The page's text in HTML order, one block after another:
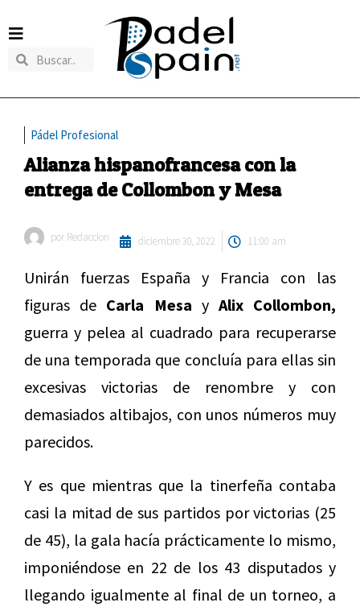
Pádel Profesional
Alianza hispanofrancesa con la
entrega de Collombon y Mesa
por Redaccion diciembre 30, 2022 11:00 am
Unirán fuerzas España y Francia con las
figuras de Carla Mesa y Alix Collombon,
guerra y pelea al cuadrado para recuperarse
de una temporada que concluía para ellas sin
excesivas victorias de renombre y con
demasiados altibajos, con unos números muy
parecidos.
Y es que mientras que la tinerfeña contaba
casi la mitad de sus partidos por victorias (25
de 45), la gala hacía prácticamente lo mismo,
imponiéndose en 22 de los 43 disputados y
llegando igualmente al final de un torneo, a